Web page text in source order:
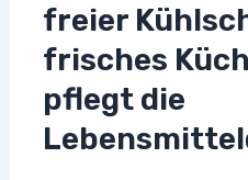
freier
frisches
pflegt die